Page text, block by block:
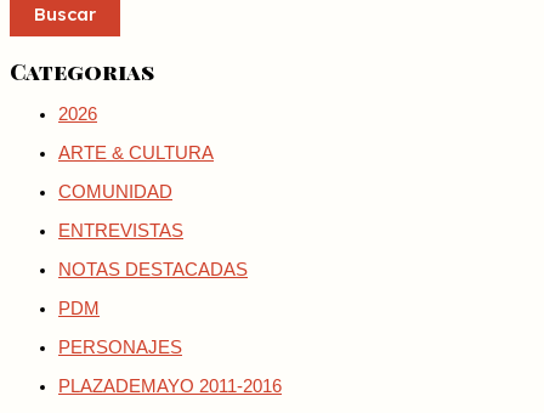
Buscar
Categorias
2026
ARTE & CULTURA
COMUNIDAD
ENTREVISTAS
NOTAS DESTACADAS
PDM
PERSONAJES
PLAZADEMAYO 2011-2016